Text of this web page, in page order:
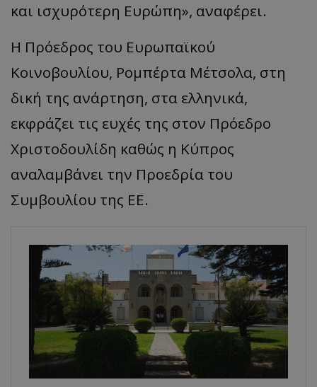
και ισχυρότερη Ευρώπη», αναφέρει.
Η Πρόεδρος του Ευρωπαϊκού
Κοινοβουλίου, Ρομπέρτα Μέτσολα, στη
δική της ανάρτηση, στα ελληνικά,
εκφράζει τις ευχές της στον Πρόεδρο
Χριστοδουλίδη καθώς η Κύπρος
αναλαμβάνει την Προεδρία του
Συμβουλίου της ΕΕ.